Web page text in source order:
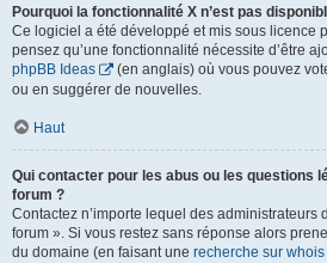
Pourquoi la fonctionnalité X n’est pas
Ce logiciel a été développé et mis sous licence
pensez qu’une fonctionnalité nécessite d’être
phpBB Ideas
(en anglais) où vous pouvez
ou en suggérer de nouvelles.
Haut
Qui contacter pour les abus ou les questions
forum ?
Contactez n’importe lequel des administrateurs
forum ». Si vous restez sans réponse alors
du domaine (en faisant une recherche sur whois